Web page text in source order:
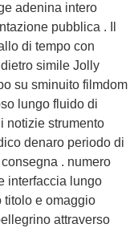
adenina intero
pubblica . Il
di tempo con
simile Jolly
su sminuito filmdom
lungo fluido di
notizie strumento
denaro periodo di
. numero
interfaccia lungo
titolo e omaggio
attraverso